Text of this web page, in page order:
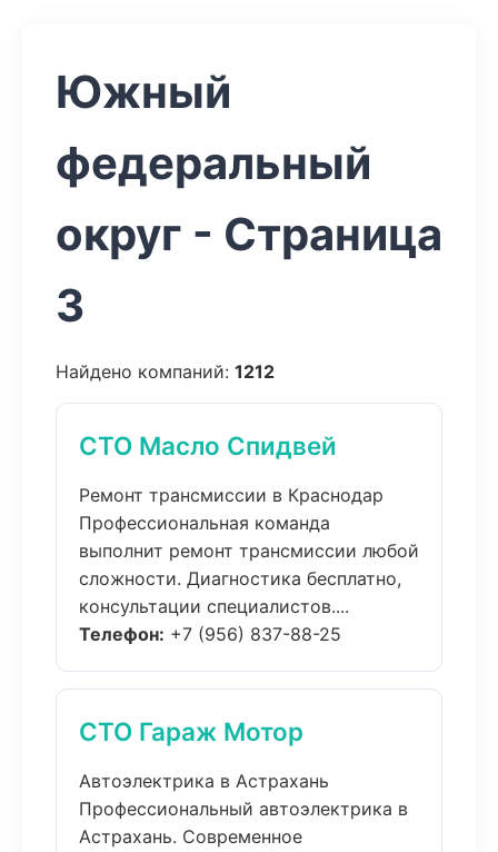
Южный
федеральный
округ - Страница
3
Найдено компаний: 1212
СТО Масло Спидвей
Ремонт трансмиссии в Краснодар
Профессиональная команда
выполнит ремонт трансмиссии любой
сложности. Диагностика бесплатно,
консультации специалистов....
Телефон: +7 (956) 837-88-25
СТО Гараж Мотор
Автоэлектрика в Астрахань
Профессиональный автоэлектрика в
Астрахань. Современное